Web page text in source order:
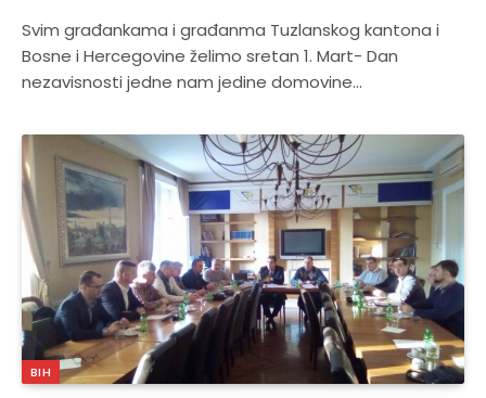
Svim građankama i građanma Tuzlanskog kantona i
Bosne i Hercegovine želimo sretan 1. Mart- Dan
nezavisnosti jedne nam jedine domovine…
BIH